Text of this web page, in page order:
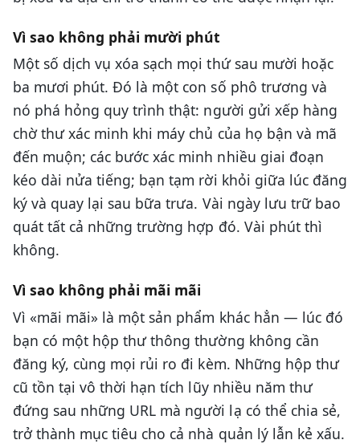
Vì sao không phải mười phút
Một số dịch vụ xóa sạch mọi thứ sau mười hoặc
ba mươi phút. Đó là một con số phô trương và
nó phá hỏng quy trình thật: người gửi xếp hàng
chờ thư xác minh khi máy chủ của họ bận và mã
đến muộn; các bước xác minh nhiều giai đoạn
kéo dài nửa tiếng; bạn tạm rời khỏi giữa lúc đăng
ký và quay lại sau bữa trưa. Vài ngày lưu trữ bao
quát tất cả những trường hợp đó. Vài phút thì
không.
Vì sao không phải mãi mãi
Vì «mãi mãi» là một sản phẩm khác hẳn — lúc đó
bạn có một hộp thư thông thường không cần
đăng ký, cùng mọi rủi ro đi kèm. Những hộp thư
cũ tồn tại vô thời hạn tích lũy nhiều năm thư
đứng sau những URL mà người lạ có thể chia sẻ,
trở thành mục tiêu cho cả nhà quản lý lẫn kẻ xấu.